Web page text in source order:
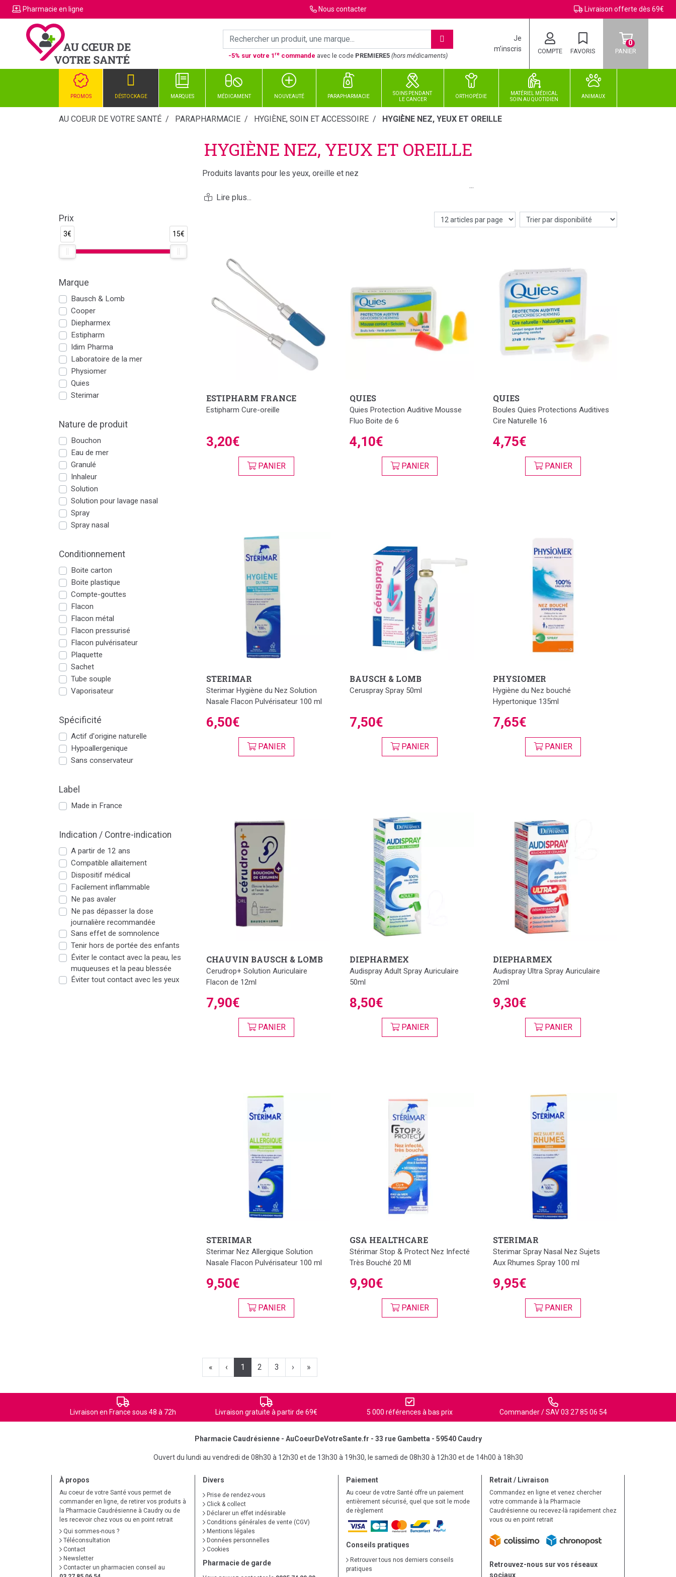
Pharmacie en ligne Nous contacter Livraison offerte dès 69€
-5% sur votre 1re commande avec le code PREMIERE5 (hors médicaments)
Je
m’inscris
COMPTE FAVORIS PANIER
0
PROMOS DÉSTOCKAGE MARQUES MÉDICAMENT NOUVEAUTÉ PARAPHARMACIE
SOINS PENDANT
LE CANCER
ORTHOPÉDIE
MATÉRIEL MÉDICAL
SOINAUQUOTIDIEN
ANIMAUX
AU COEUR DE VOTRE SANTÉ PARAPHARMACIE HYGIÈNE, SOIN ET ACCESSOIRE HYGIÈNE NEZ, YEUX ET OREILLE
HYGIÈNE NEZ, YEUX ET OREILLE
Produits lavants pour les yeux, oreille et nez
Prix
3€ 15€
Marque
Bausch & Lomb
Cooper
Diepharmex
Estipharm
Idim Pharma
Laboratoire de la mer
Physiomer
Quies
Sterimar
Nature de produit
Bouchon
Eau de mer
Granulé
Inhaleur
Solution
Solution pour lavage nasal
Spray
Spray nasal
Conditionnement
Boite carton
Boite plastique
Compte-gouttes
Flacon
Flacon métal
Flacon pressurisé
Flacon pulvérisateur
Plaquette
Sachet
Tube souple
Vaporisateur
Spécificité
Actif d'origine naturelle
Hypoallergenique
Sans conservateur
Label
Made in France
Indication / Contre-indication
A partir de 12 ans
Compatible allaitement
Dispositif médical
Facilement inflammable
Ne pas avaler
Ne pas dépasser la dose
journalière recommandée
Sans effet de somnolence
Tenir hors de portée des enfants
Éviter le contact avec la peau, les
muqueuses et la peau blessée
Éviter tout contact avec les yeux
ESTIPHARM FRANCE
Estipharm Cure-oreille
3,20€
PANIER
QUIES
Quies Protection Auditive Mousse
Fluo Boite de 6
4,10€
PANIER
QUIES
Boules Quies Protections Auditives
Cire Naturelle 16
4,75€
PANIER
STERIMAR
Sterimar Hygiène du Nez Solution
Nasale Flacon Pulvérisateur 100 ml
6,50€
PANIER
BAUSCH & LOMB
Ceruspray Spray 50ml
7,50€
PANIER
PHYSIOMER
Hygiène du Nez bouché
Hypertonique 135ml
7,65€
PANIER
CHAUVIN BAUSCH & LOMB
Cerudrop+ Solution Auriculaire
Flacon de 12ml
7,90€
PANIER
DIEPHARMEX
Audispray Adult Spray Auriculaire
50ml
8,50€
PANIER
DIEPHARMEX
Audispray Ultra Spray Auriculaire
20ml
9,30€
PANIER
STERIMAR
Sterimar Nez Allergique Solution
Nasale Flacon Pulvérisateur 100 ml
9,50€
PANIER
GSA HEALTHCARE
Stérimar Stop & Protect Nez Infecté
Très Bouché 20 Ml
9,90€
PANIER
STERIMAR
Sterimar Spray Nasal Nez Sujets
Aux Rhumes Spray 100 ml
9,95€
PANIER
« ‹ 1 2 3 › »
Livraison en France sous 48 à 72h Livraison gratuite à partir de 69€ 5 000 références à bas prix Commander / SAV 03 27 85 06 54
Pharmacie Caudrésienne - AuCoeurDeVotreSante.fr - 33 rue Gambetta - 59540 Caudry
Ouvert du lundi au vendredi de 08h30 à 12h30 et de 13h30 à 19h30, le samedi de 08h30 à 12h30 et de 14h00 à 18h30
À propos
Au coeur de votre Santé vous permet de
commander en ligne, de retirer vos produits à
la Pharmacie Caudrésienne à Caudry ou de
les recevoir chez vous ou en point retrait
Qui sommes-nous ?
Téléconsultation
Contact
Newsletter
Contacter un pharmacien conseil au
Divers
Prise de rendez-vous
Click & collect
Déclarer un effet indésirable
Conditions générales de vente (CGV)
Mentions légales
Données personnelles
Cookies
Pharmacie de garde
Paiement
Au coeur de votre Santé offre un paiement
entièrement sécurisé, quel que soit le mode
de règlement
Conseils pratiques
Retrouver tous nos derniers conseils
pratiques
Retrait / Livraison
Commandez en ligne et venez chercher
votre commande à la Pharmacie
Caudrésienne ou recevez-là rapidement chez
vous ou en point retrait
Retrouvez-nous sur vos réseaux
sociaux